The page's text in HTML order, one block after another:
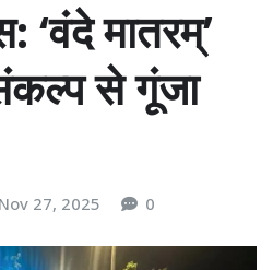
‘वंदे मातरम्’
से गूंजा
Nov 27, 2025 0